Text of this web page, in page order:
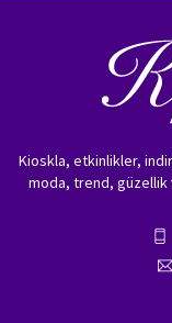
Kioskla, etkinlikler,
moda, trend, güzellik